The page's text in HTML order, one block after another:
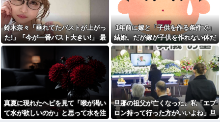
野球部の中学生男子です。他
人の物を壊したくないのに壊し
てしまいます
SCでとうとうセコケチに遭遇
した。荷物持って「家まで送っ
てくれない」って言ってきて...
【後編】結婚直後に祖父が亡
くなり落ち込んでたら嫁に「い
つまでくよくよしてるの？」と
言われた。お義父さんやお義母
さんの負担もなくなったし良か
ったと...
賃貸物件を内覧中、ベランダ
に出たら突然ゾワッと両腕に鳥
肌が出た。「やっぱりこの部屋
嫌だ」と思った瞬間、体が前に
が凄まじかったｗｗ
相手がどんなパイプ持ってい
るかも知れないのに…
宮崎駿「心の穴を埋めるため
に、交配を重ねた毛虫みたいな
小さな犬を連れてる人、本当に
醜い」←これどう思う？
「自転車のルール厳罰化！」
← 正直なんの意味もなかった件
ｗｗｗｗｗｗｗｗ他
【呆然】友人が褒められると
キレる国立大卒生活保護受給者
友人。ちょっとBを褒めたらキレ
散らかしてBの職場に電話したら
しく…
鈴木奈々「垂れてたバストが上がっ
た!」「今が一番バスト大きい!」 最
新の身長・体重も報告
1年前に嫁と「子供を作る条件で」
結婚。だが嫁が子供を作れない体だ
と知ったので離婚へ。
真夏に現れたヘビを見て「喉が渇い
て水が欲しいのか」と思って水を注
旦那の祖父が亡くなった。私「エプ
ロン持って行った方がいいよね」旦